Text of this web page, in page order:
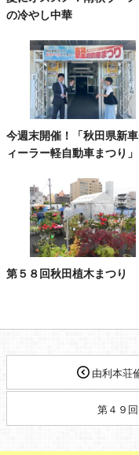
の冷やし中華
今週末開催！「秋田県新
ィーラー軽自動車まつり」
第５８回秋田植木まつり
由利本荘
第４９